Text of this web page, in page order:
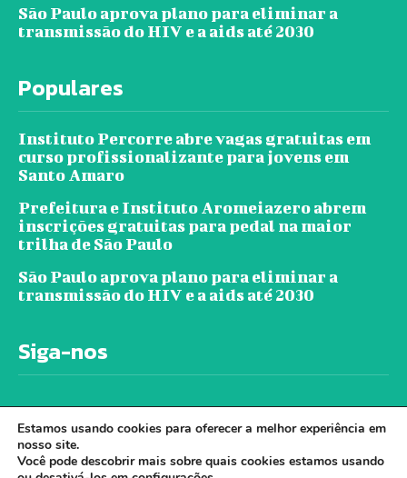
São Paulo aprova plano para eliminar a
transmissão do HIV e a aids até 2030
Populares
Instituto Percorre abre vagas gratuitas em
curso profissionalizante para jovens em
Santo Amaro
Prefeitura e Instituto Aromeiazero abrem
inscrições gratuitas para pedal na maior
trilha de São Paulo
São Paulo aprova plano para eliminar a
transmissão do HIV e a aids até 2030
Siga-nos
Estamos usando cookies para oferecer a melhor experiência em
nosso site.
Você pode descobrir mais sobre quais cookies estamos usando